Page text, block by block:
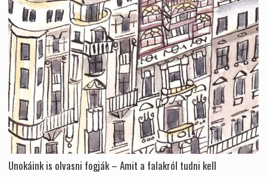
Unokáink is olvasni fogják – Amit a falakról tudni kell